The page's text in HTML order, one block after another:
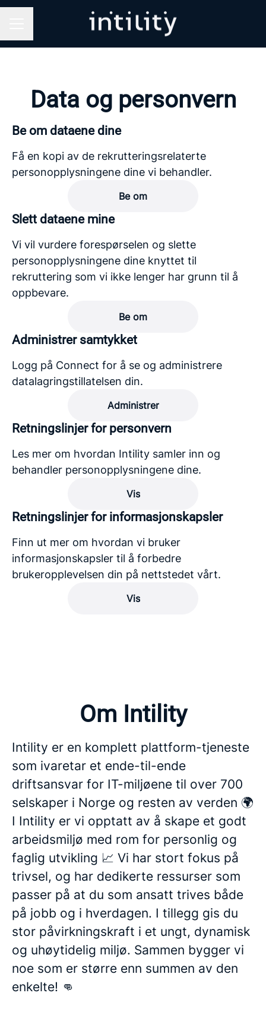
Data og personvern
Be om dataene dine
Få en kopi av de rekrutteringsrelaterte
personopplysningene dine vi behandler.
Be om
Slett dataene mine
Vi vil vurdere forespørselen og slette
personopplysningene dine knyttet til
rekruttering som vi ikke lenger har grunn til å
oppbevare.
Be om
Administrer samtykket
Logg på Connect for å se og administrere
datalagringstillatelsen din.
Administrer
Retningslinjer for personvern
Les mer om hvordan Intility samler inn og
behandler personopplysningene dine.
Vis
Retningslinjer for informasjonskapsler
Finn ut mer om hvordan vi bruker
informasjonskapsler til å forbedre
brukeropplevelsen din på nettstedet vårt.
Vis
Om Intility
Intility er en komplett plattform-tjeneste
som ivaretar et ende-til-ende
driftsansvar for IT-miljøene til over 700
selskaper i Norge og resten av verden 🌍
I Intility er vi opptatt av å skape et godt
arbeidsmiljø med rom for personlig og
faglig utvikling 📈 Vi har stort fokus på
trivsel, og har dedikerte ressurser som
passer på at du som ansatt trives både
på jobb og i hverdagen. I tillegg gis du
stor påvirkningskraft i et ungt, dynamisk
og uhøytidelig miljø. Sammen bygger vi
noe som er større enn summen av den
enkelte! 👊